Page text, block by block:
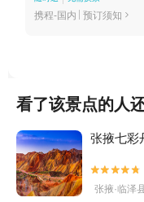
携程-国内 预订须知 
看了该景点的人
张掖七彩


张掖·临泽